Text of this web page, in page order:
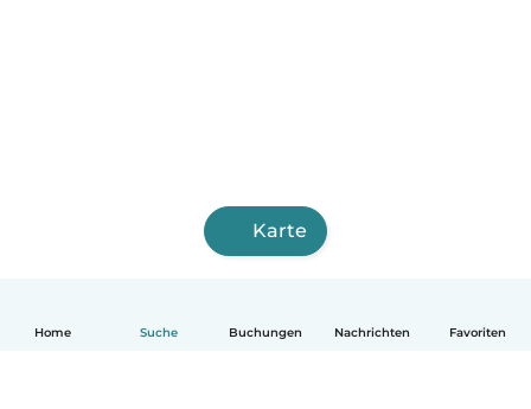
Home Suche Buchungen Nachrichten Favoriten
Karte